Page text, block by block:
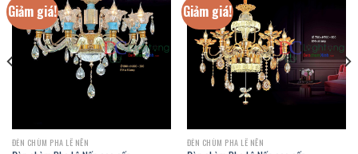
Giảm giá!
ĐÈN CHÙM PHA LÊ NẾN
Giảm giá!
ĐÈN CHÙM PHA LÊ NẾN